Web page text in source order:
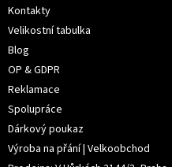
Kontakty
Velikostní tabulka
Blog
OP & GDPR
Reklamace
Spolupráce
Dárkový poukaz
Výroba na přání | Velkoobchod